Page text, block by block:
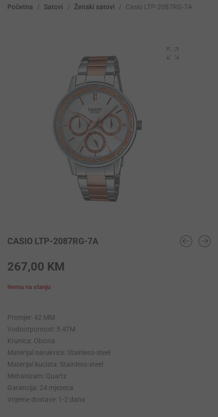
Početna / Satovi / Ženski satovi / Casio LTP-2087RG-7A
CASIO LTP-2087RG-7A
267,00 KM
Nema na stanju
Promjer: 42 MM
Vodootpornost: 5 ATM
Krunica: Obicna
Materijal narukvice: Stainless-steel
Materijal kucista: Stainless-steel
Mehanizam: Quartz
Garancija: 24 mjeseca
Vrijeme dostave: 1-2 dana